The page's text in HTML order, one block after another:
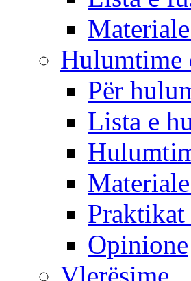
Hulumtime
Për
Lista e
Praktikat
Opinione
Vlerësime